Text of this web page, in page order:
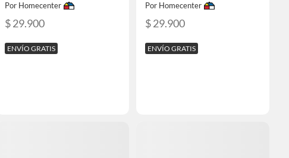
Por Homecenter
$ 29.900
ENVÍO GRATIS
Por Homecenter
$ 29.900
ENVÍO GRATIS